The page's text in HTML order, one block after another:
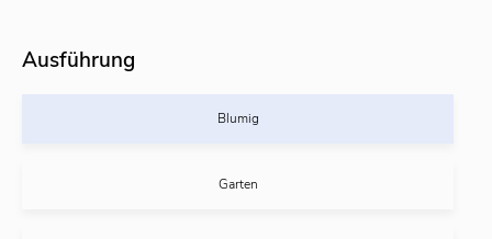
Ausführung
Blumig
Garten